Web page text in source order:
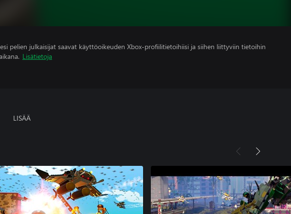
pelien julkaisijat saavat käyttöoikeuden Xbox-profiilitietoihiisi ja siihen liittyviin tietoihin
Lisätietoja
LISÄÄ